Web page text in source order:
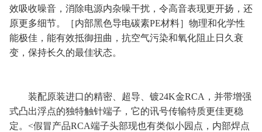
效吸收噪音，消除电源内杂噪干扰，令高音表现更开扬，还
原更多细节。［内部黑色导电碳素PE材料］物理和化学性
能极佳，能有效抵御扭曲，抗空气污染和氧化阻止日久衰
变，保持长久的最佳状态。
装配原装进口的精密、超导、镀24K金RCA，并带增强
式凸出浮点的独特触针端子，它的讯号传输特质更佳更稳
定。<假冒产品RCA端子头部现也有类似小园点，内部焊点